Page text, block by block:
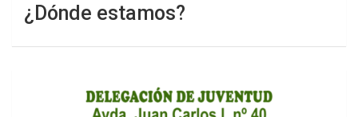
¿Dónde estamos?